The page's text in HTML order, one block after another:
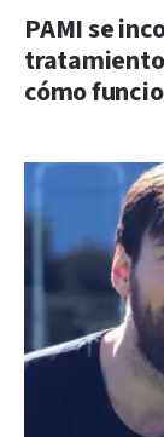
PAMI se
tratamiento
cómo